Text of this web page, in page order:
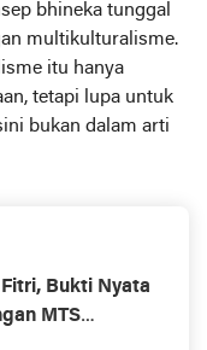
bhineka tunggal
multikulturalisme.
itu hanya
tetapi lupa untuk
bukan dalam arti
Bukti Nyata
MTS